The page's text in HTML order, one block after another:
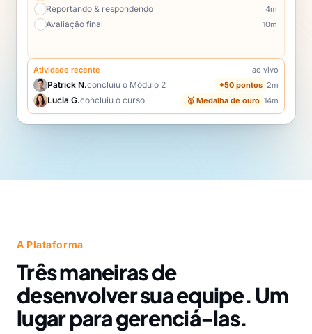
Status de conformidade:
92
SOPs assinadas
3
Incidentes abertos
14
Investigações
A Plataforma
Três maneiras de
desenvolver sua equipe. Um
lugar para gerenciá-las.